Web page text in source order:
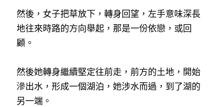
然後，女子把草放下，轉身回望，左手意味深長
地往來時路的方向舉起，那是一份依戀，或回
顧。
然後她轉身繼續堅定往前走，前方的土地，開始
滲出水，形成一個湖泊，她涉水而過，到了湖的
另一端。